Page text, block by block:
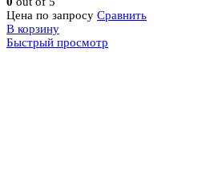
Цена по запросу Сравнить
В корзину
Быстрый просмотр